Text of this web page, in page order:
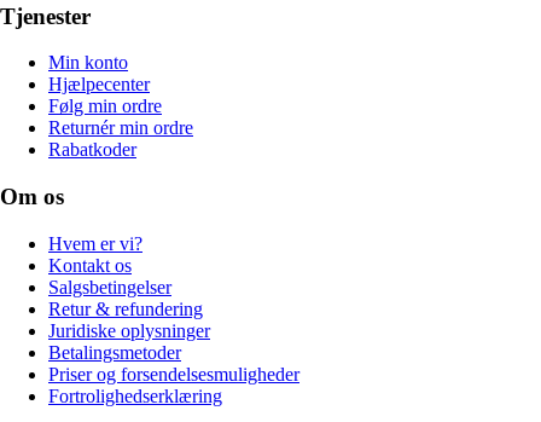
Tjenester
Min konto
Hjælpecenter
Følg min ordre
Returnér min ordre
Rabatkoder
Om os
Hvem er vi?
Kontakt os
Salgsbetingelser
Retur & refundering
Juridiske oplysninger
Betalingsmetoder
Priser og forsendelsesmuligheder
Fortrolighedserklæring